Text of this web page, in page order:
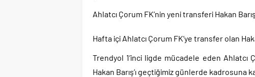
Ahlatcı Çorum FK’nin yeni transferi Hakan
Hafta içi Ahlatcı Çorum FK’ye transfer olan
Trendyol 1’inci ligde mücadele eden Ahlatcı
Hakan Barış’ı geçtiğimiz günlerde kadrosuna